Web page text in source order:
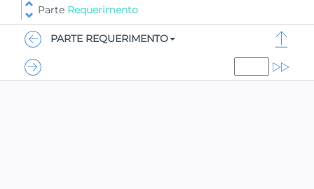
Parte Requerimento
PARTE REQUERIMENTO